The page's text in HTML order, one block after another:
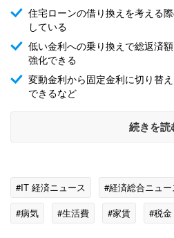
住宅ローンの借り換えを考える
している
低い金利への乗り換えで総返済額
強化できる
変動金利から固定金利に切り替え
できるなど
続きを読
#IT 経済ニュース #経済総合ニュー
#病気
#生活費 #家賃 #税金